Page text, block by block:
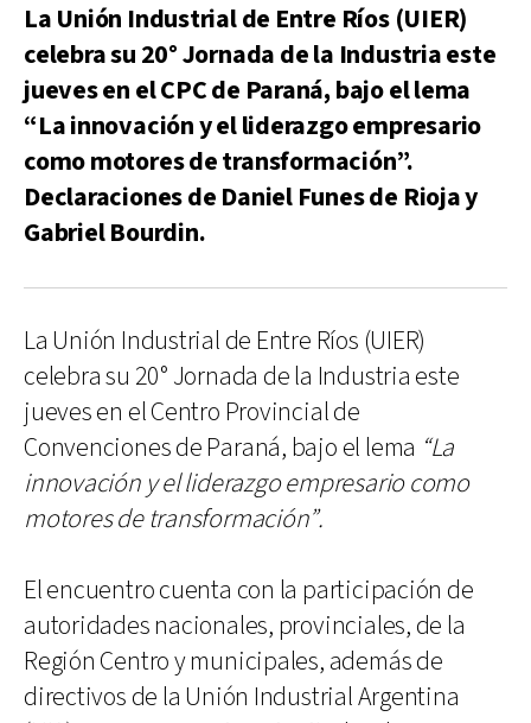
La Unión Industrial de Entre Ríos (UIER)
celebra su 20° Jornada de la Industria este
jueves en el CPC de Paraná, bajo el lema
“La innovación y el liderazgo empresario
como motores de transformación”.
Declaraciones de Daniel Funes de Rioja y
Gabriel Bourdin.
La Unión Industrial de Entre Ríos (UIER)
celebra su 20° Jornada de la Industria este
jueves en el Centro Provincial de
Convenciones de Paraná, bajo el lema “La
innovación y el liderazgo empresario como
motores de transformación”.
El encuentro cuenta con la participación de
autoridades nacionales, provinciales, de la
Región Centro y municipales, además de
directivos de la Unión Industrial Argentina